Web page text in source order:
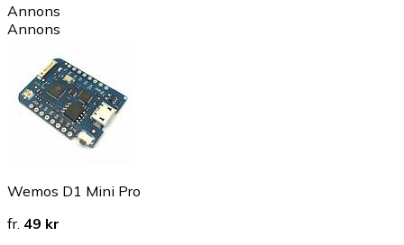
Annons
Annons
Wemos D1 Mini Pro
fr. 49 kr